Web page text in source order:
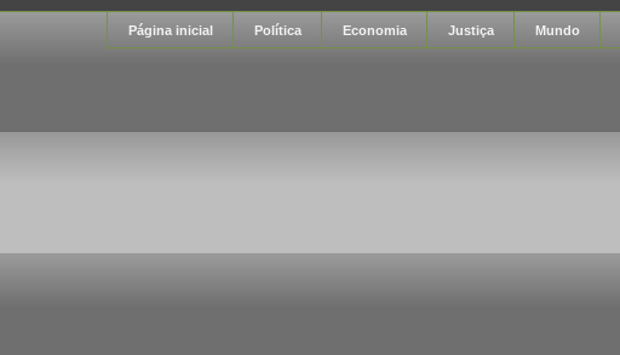
Página inicial Política Economia Justiça Mundo